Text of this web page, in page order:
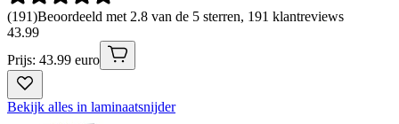
(191)Beoordeeld met 2.8 van de 5 sterren, 191 klantreviews
43.99
Prijs: 43.99 euro
Bekijk alles in laminaatsnijder